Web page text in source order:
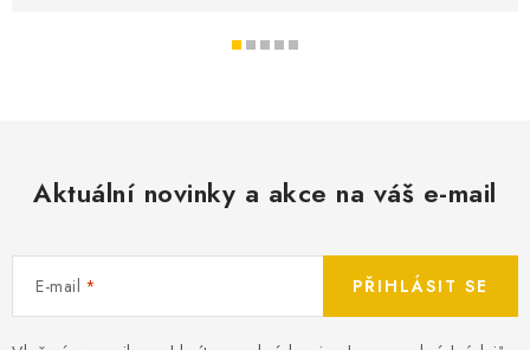
Aktuální novinky a akce na váš e-mail
E-mail PŘIHLÁSIT SE